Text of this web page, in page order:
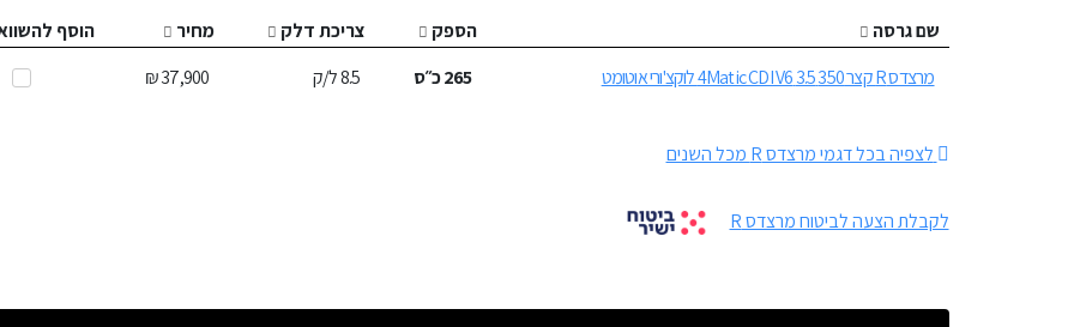
שם גרסה הספק צריכת דלק מחיר
הוסף
מרצדס R קצר 350 3.5 4Matic CDI V6 לוקצ'ורי אוטומט
265כ״ס 8.5ל/ק 37,900 ₪
לצפיה בכל דגמי מרצדס R מכל השנים
לקבלת הצעה לביטוח מרצדס R